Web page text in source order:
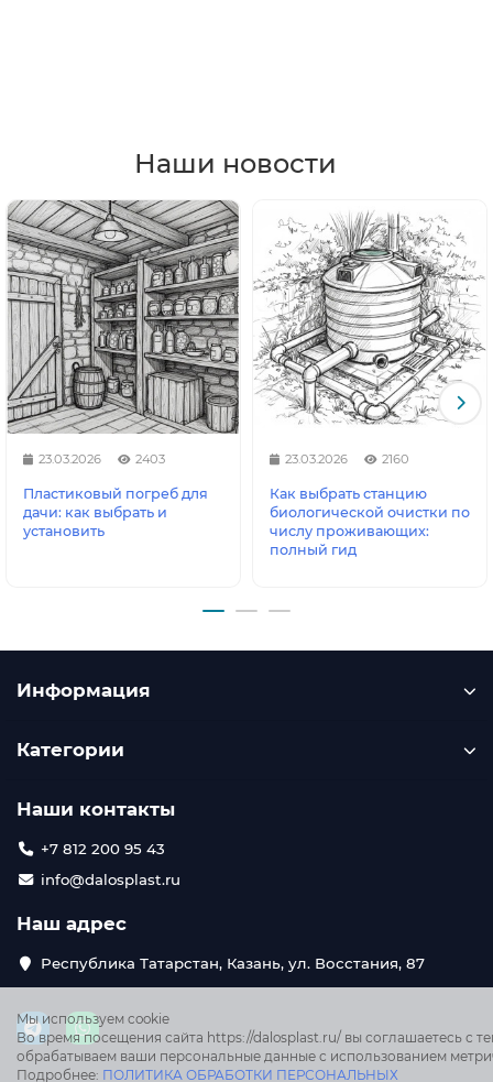
Наши новости
23.03.2026 2403
Пластиковый погреб для
дачи: как выбрать и
установить
23.03.2026 2160
Как выбрать станцию
биологической очистки по
числу проживающих:
полный гид
Мы используем cookie
Во время посещения сайта https://dalosplast.ru/ вы соглашаетесь с
обрабатываем ваши персональные данные с использованием
Подробнее: ПОЛИТИКА ОБРАБОТКИ ПЕРСОНАЛЬНЫХ
Информация
Категории
Наши контакты
+7 812 200 95 43
info@dalosplast.ru
Наш адрес
Республика Татарстан, Казань, ул. Восстания, 87